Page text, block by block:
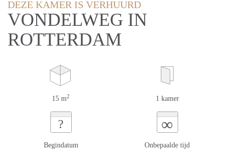
DEZE KAMER IS VERHUURD
VONDELWEG IN
ROTTERDAM
15 m2 1 kamer
?
Begindatum
∞
Onbepaalde tijd